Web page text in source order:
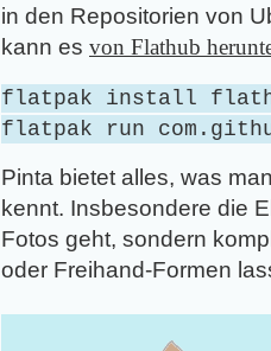
in den Repositorien von
kann es von Flathub
flatpak install
flatpak run
Pinta bietet alles, was
kennt. Insbesondere die
Fotos geht, sondern
oder Freihand-Formen